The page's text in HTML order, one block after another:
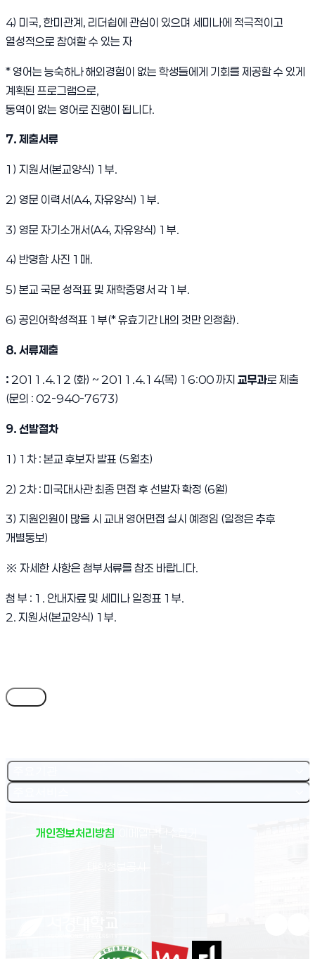
4) 미국, 한미관계, 리더쉽에 관심이 있으며 세미나에 적극적이고
열성적으로 참여할 수 있는 자
* 영어는 능숙하나 해외경험이 없는 학생들에게 기회를 제공할 수 있게
계획된 프로그램으로,
통역이 없는 영어로 진행이 됩니다.
7. 제출서류
1) 지원서(본교양식) 1부.
2) 영문 이력서(A4, 자유양식) 1부.
3) 영문 자기소개서(A4, 자유양식) 1부.
4) 반명함 사진 1매.
5) 본교 국문 성적표 및 재학증명서 각 1부.
6) 공인어학성적표 1부(* 유효기간 내의 것만 인정함).
8. 서류제출
: 2011.4.12 (화) ~ 2011.4.14(목) 16:00 까지 교무과로 제출
(문의 : 02-940-7673)
9. 선발절차
1) 1차 : 본교 후보자 발표 (5월초)
2) 2차 : 미국대사관 최종 면접 후 선발자 확정 (6월)
3) 지원인원이 많을 시 교내 영어면접 실시 예정임 (일정은 추후
개별통보)
※ 자세한 사항은 첨부서류를 참조 바랍니다.
첨 부 : 1. 안내자료 및 세미나 일정표 1부.
2. 지원서(본교양식) 1부.
개인정보처리방침